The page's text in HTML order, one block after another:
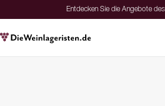
Entdecken Sie die Angebote